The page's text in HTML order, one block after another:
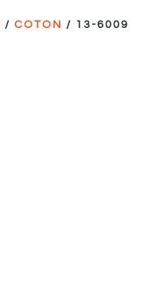
/COTON / 13-6009